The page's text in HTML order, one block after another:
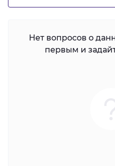
Нет вопросов о
первым и